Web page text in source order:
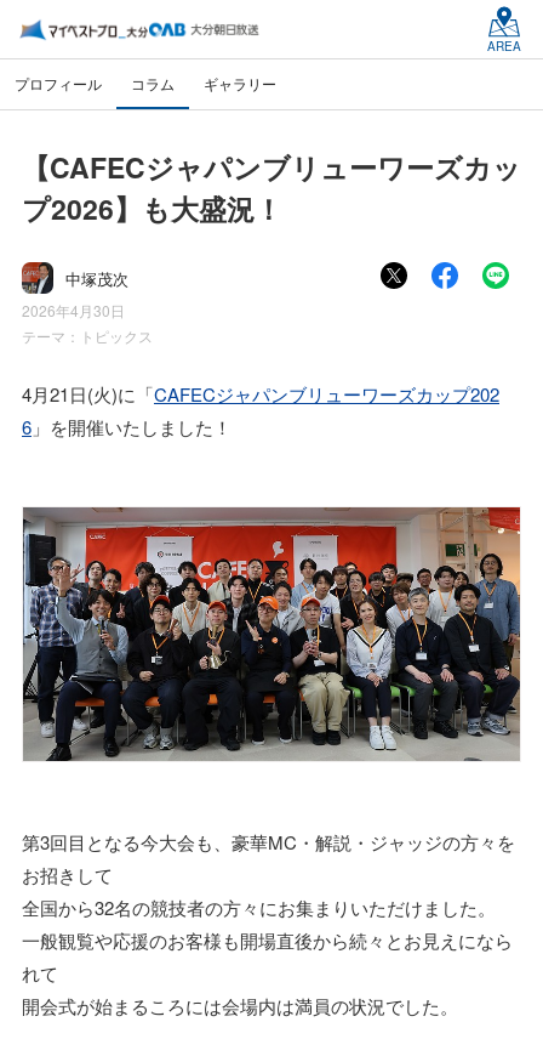
AREA
プロフィール コラム ギャラリー
【CAFECジャパンブリューワーズカッ
プ2026】も大盛況！
中塚茂次
2026年4月30日
テーマ： トピックス
4月21日(火)に「CAFECジャパンブリューワーズカップ202
6 」を開催いたしました！
第3回目となる今大会も、豪華MC・解説・ジャッジの方々を
お招きして
全国から32名の競技者の方々にお集まりいただけました。
一般観覧や応援のお客様も開場直後から続々とお見えになら
れて
開会式が始まるころには会場内は満員の状況でした。